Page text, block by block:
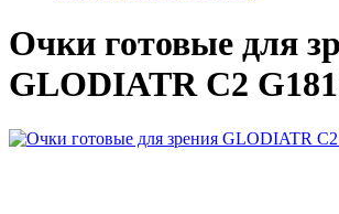
Очки готовые для
GLODIATR C2